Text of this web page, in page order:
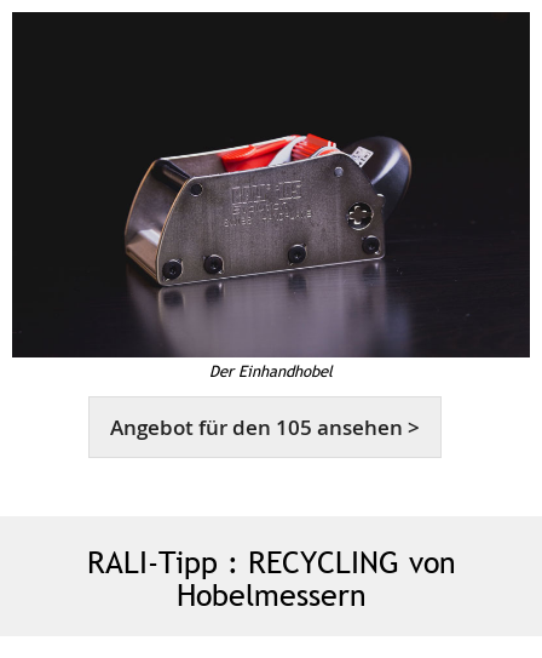
Der Einhandhobel
Angebot für den 105 ansehen >
RALI-Tipp : RECYCLING von
Hobelmessern